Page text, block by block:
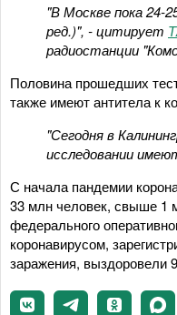
"В Москве пока
ред.)", - цитирует
радиостанции
Половина прошедших
также имеют антитела к
"Сегодня в
исследовании
С начала пандемии
33 млн человек, свыше 1
федерального
коронавирусом,
заражения, выздоровели